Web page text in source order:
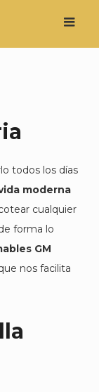
todos los días
moderna
cualquier
forma lo
GM
nos facilita